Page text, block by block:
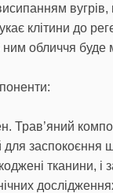
клітини до
ним обличчя
Трав’яний
заспокоєння
тканини, і